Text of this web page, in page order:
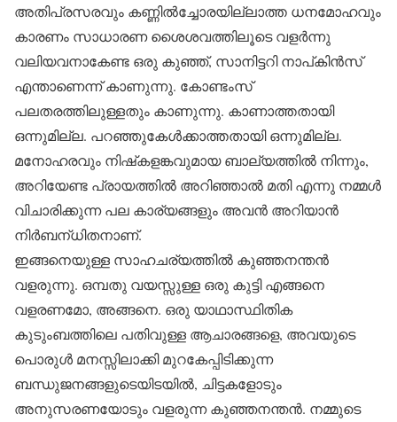
അതിപ്രസരവും കണ്ണില്‍ച്ചോരയില്ലാത്ത ധനമോഹവും
കാരണം സാധാരണ ശൈശവത്തിലൂടെ വളര്‍ന്നു
വലിയവനാകേണ്ട ഒരു കുഞ്ഞ്, സാനിട്ടറി നാപ്കിന്‍സ്
എന്താണെന്ന് കാണുന്നു. കോണ്ടംസ്
പലതരത്തിലുള്ളതും കാണുന്നു. കാണാത്തതായി
ഒന്നുമില്ല. പറഞ്ഞുകേള്‍ക്കാത്തതായി ഒന്നുമില്ല.
മനോഹരവും നിഷ്‌കളങ്കവുമായ ബാല്യത്തില്‍ നിന്നും,
അറിയേണ്ട പ്രായത്തില്‍ അറിഞ്ഞാല്‍ മതി എന്നു നമ്മള്‍
വിചാരിക്കുന്ന പല കാര്യങ്ങളും അവന്‍ അറിയാന്‍
നിര്‍ബന്ധിതനാണ്.
ഇങ്ങനെയുള്ള സാഹചര്യത്തില്‍ കുഞ്ഞനന്തന്‍
വളരുന്നു. ഒമ്പതു വയസ്സുള്ള ഒരു കുട്ടി എങ്ങനെ
വളരണമോ, അങ്ങനെ. ഒരു യാഥാസ്ഥിതിക
കുടുംബത്തിലെ പതിവുള്ള ആചാരങ്ങളെ, അവയുടെ
പൊരുള്‍ മനസ്സിലാക്കി മുറകേപ്പിടിക്കുന്ന
ബന്ധുജനങ്ങളുടെയിടയില്‍, ചിട്ടകളോടും
അനുസരണയോടും വളരുന്ന കുഞ്ഞനന്തന്‍. നമ്മുടെ